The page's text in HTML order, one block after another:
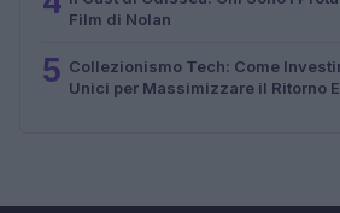
Film di Nolan
5 Collezionismo Tech: Come
Unici per Massimizzare il Ritorno